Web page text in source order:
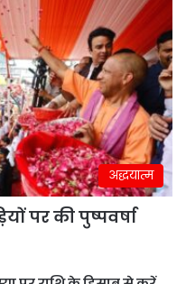
अद्धयात्म
पर की पुष्पवर्षा